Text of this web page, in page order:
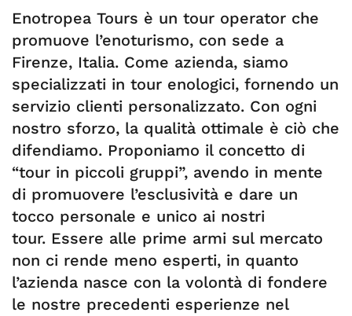
Enotropea Tours è un tour operator che
promuove l’enoturismo, con sede a
Firenze, Italia. Come azienda, siamo
specializzati in tour enologici, fornendo un
servizio clienti personalizzato. Con ogni
nostro sforzo, la qualità ottimale è ciò che
difendiamo. Proponiamo il concetto di
“tour in piccoli gruppi”, avendo in mente
di promuovere l’esclusività e dare un
tocco personale e unico ai nostri
tour. Essere alle prime armi sul mercato
non ci rende meno esperti, in quanto
l’azienda nasce con la volontà di fondere
le nostre precedenti esperienze nel